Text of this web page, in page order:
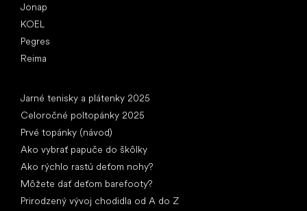
Jonap
KOEL
Pegres
Reima
Jarné tenisky a plátenky 2025
Celoročné poltopánky 2025
Prvé topánky (návod)
Ako vybrať papuče do škôlky
Ako rýchlo rastú deťom nohy?
Môžete dať deťom barefooty?
Prirodzený vývoj chodidla od A do Z